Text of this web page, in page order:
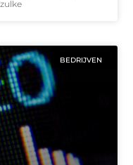
BEDRIJVEN